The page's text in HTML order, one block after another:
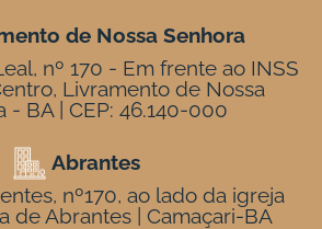
de Nossa Senhora
nº 170 - Em frente ao INSS
Livramento de Nossa
- BA | CEP: 46.140-000
Abrantes
nº170, ao lado da igreja
de Abrantes | Camaçari-BA